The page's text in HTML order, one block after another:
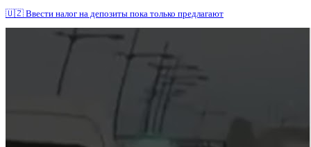
🇺🇿 Ввести налог на депозиты пока только предлагают